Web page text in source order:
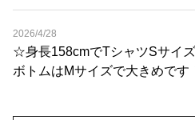
2026/4/28
☆身長158cmでTシャツSサイ
ボトムはMサイズで大きめです